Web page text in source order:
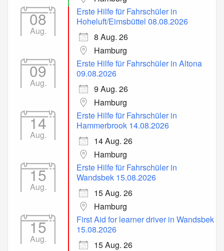
08
Aug.
Erste Hilfe für Fahrschüler in
Hoheluft/Eimsbüttel 08.08.2026
8 Aug. 26
Hamburg
09
Aug.
Erste Hilfe für Fahrschüler in Altona
09.08.2026
9 Aug. 26
Hamburg
14
Aug.
Erste Hilfe für Fahrschüler in
Hammerbrook 14.08.2026
14 Aug. 26
Hamburg
15
Aug.
Erste Hilfe für Fahrschüler in
Wandsbek 15.08.2026
15 Aug. 26
Hamburg
15
Aug.
First Aid for learner driver in Wandsbek
15.08.2026
15 Aug. 26